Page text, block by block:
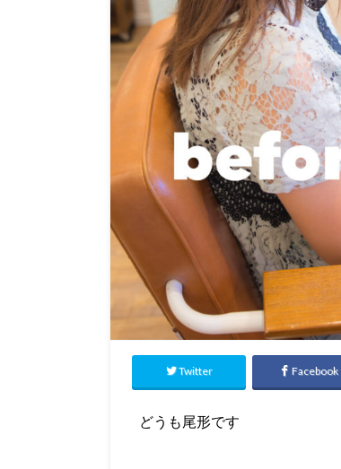
Twitter Facebook
どうも尾形です